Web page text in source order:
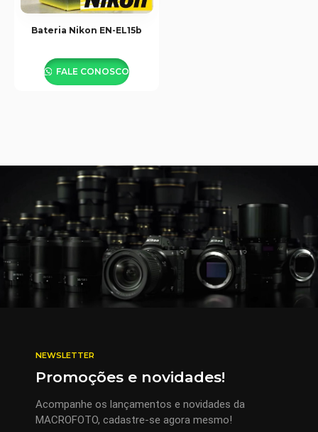
Bateria Nikon EN-EL15b
FALE CONOSCO
NEWSLETTER
Promoções e novidades!
Acompanhe os lançamentos e novidades da
MACROFOTO, cadastre-se agora mesmo!